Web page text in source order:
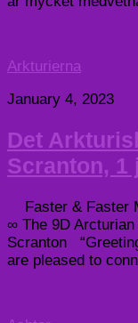
Arkturierna
January 4, 2023
Det
Scranton, 1
Faster & Faster
∞ The 9D
Scranton
are pleased to